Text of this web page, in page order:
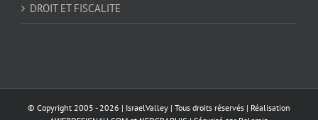
DROIT ET FISCALITE
© Copyright 2005 - 2026 | IsraelValley | Tous droits réservés | Réalisation